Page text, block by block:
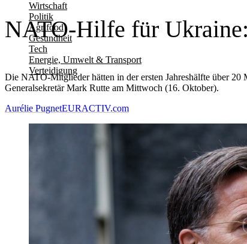
Wirtschaft
Politik
Agrifood
Gesundheit
Tech
Energie, Umwelt & Transport
Verteidigung
NATO-Hilfe für
Die NATO-Mitglieder hätten in der ersten Jahreshälfte über
Generalsekretär Mark Rutte am Mittwoch (16. Oktober).
Aurélie PugnetEURACTIV.com